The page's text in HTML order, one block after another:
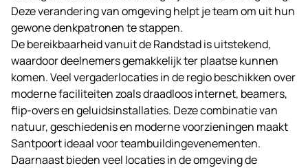
Deze verandering van omgeving helpt je team om uit hun
gewone denkpatronen te stappen.
De bereikbaarheid vanuit de Randstad is uitstekend,
waardoor deelnemers gemakkelijk ter plaatse kunnen
komen. Veel vergaderlocaties in de regio beschikken over
moderne faciliteiten zoals draadloos internet, beamers,
flip-overs en geluidsinstallaties. Deze combinatie van
natuur, geschiedenis en moderne voorzieningen maakt
Santpoort ideaal voor teambuildingevenementen.
Daarnaast bieden veel locaties in de omgeving de